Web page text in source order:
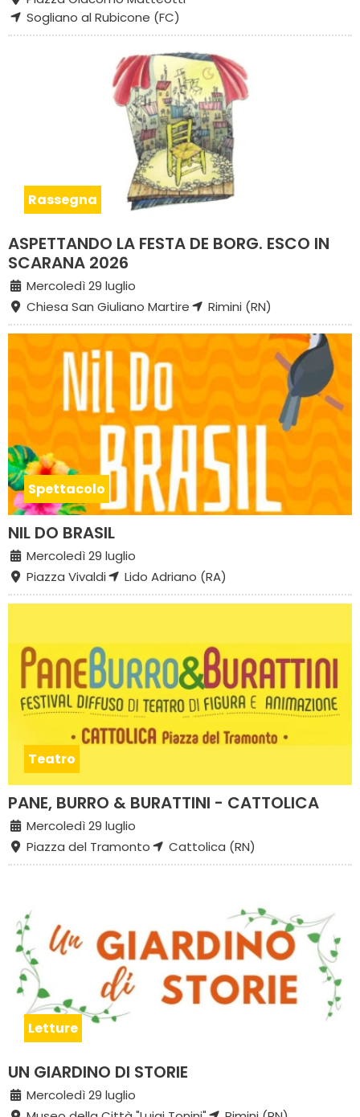
Sogliano al Rubicone (FC)
Rassegna
ASPETTANDO LA FESTA DE BORG. ESCO IN
SCARANA 2026
Mercoledì 29 luglio
Chiesa San Giuliano Martire
Rimini (RN)
Spettacolo
NIL DO BRASIL
Mercoledì 29 luglio
Piazza Vivaldi
Lido Adriano (RA)
Teatro
PANE, BURRO & BURATTINI - CATTOLICA
Mercoledì 29 luglio
Piazza del Tramonto
Cattolica (RN)
Letture
UN GIARDINO DI STORIE
Mercoledì 29 luglio